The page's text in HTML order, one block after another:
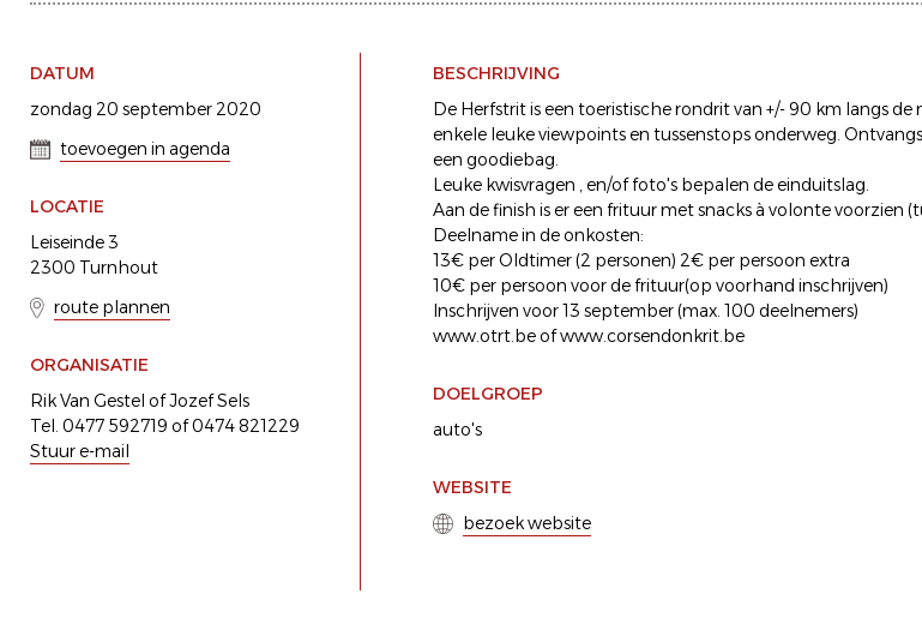
DATUM
zondag 20 september 2020
toevoegen in agenda
LOCATIE
Leiseinde 3
2300 Turnhout
route plannen
ORGANISATIE
Rik Van Gestel of Jozef Sels
Tel. 0477 592719 of 0474 821229
Stuur e-mail
BESCHRIJVING
De Herfstrit is een toeristische rondrit van +/- 90 km langs
enkele leuke viewpoints en tussenstops onderweg.
een goodiebag.
Leuke kwisvragen , en/of foto's bepalen de einduitslag.
Aan de finish is er een frituur met snacks à volonte voorzien
Deelname in de onkosten:
13€ per Oldtimer (2 personen) 2€ per persoon extra
10€ per persoon voor de frituur(op voorhand inschrijven)
Inschrijven voor 13 september (max. 100 deelnemers)
www.otrt.be of www.corsendonkrit.be
DOELGROEP
auto's
WEBSITE
bezoek website